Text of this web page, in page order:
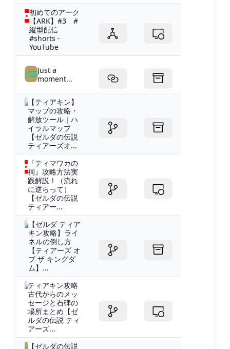
初めてのアーク
【ARK】#3 #
縦型配信
#shorts -
YouTube
Just a
moment...
【ティアキン】
マップの攻略・
解放ツール｜ハ
イラルマップ
【ゼルダの伝説
ティアーズオ...
『ティマワカの
祠』攻略方法実
践解説！（流れ
に逆らって）
【ゼルダの伝説
ティアー...
【ゼルダ ティア
キン攻略】ライ
ネルの倒し方
【ティアーズ オ
ブ ザ キングダ
ム】...
ティアキン攻略
古代からのメッ
セージと石碑の
場所まとめ【ゼ
ルダの伝説 ティ
アーズ...
【ゼルダの伝説